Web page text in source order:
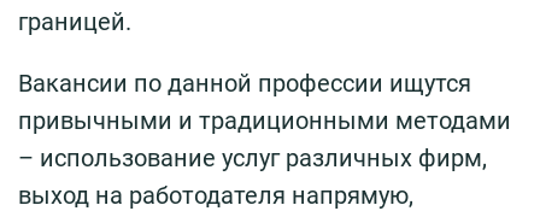
границей.
Вакансии по данной профессии ищутся
привычными и традиционными методами
– использование услуг различных фирм,
выход на работодателя напрямую,